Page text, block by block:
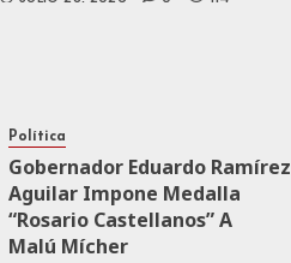
Política
Gobernador Eduardo Ramírez
Aguilar Impone Medalla
“Rosario Castellanos” A
Malú Mícher